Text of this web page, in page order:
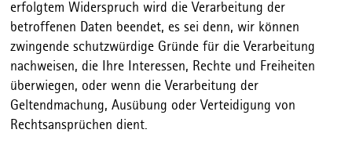
erfolgtem Widerspruch wird die Verarbeitung der
betroffenen Daten beendet, es sei denn, wir können
zwingende schutzwürdige Gründe für die Verarbeitung
nachweisen, die Ihre Interessen, Rechte und Freiheiten
überwiegen, oder wenn die Verarbeitung der
Geltendmachung, Ausübung oder Verteidigung von
Rechtsansprüchen dient.